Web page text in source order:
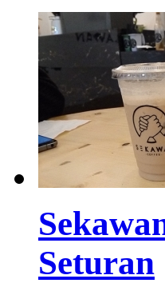
Seturan